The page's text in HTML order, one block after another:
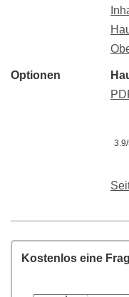
Optionen
Kostenlos eine